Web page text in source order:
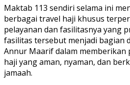
Maktab 113 sendiri selama ini
berbagai travel haji khusus
pelayanan dan fasilitasnya yang
fasilitas tersebut menjadi bagian
Annur Maarif dalam memberikan
haji yang aman, nyaman, dan
jamaah.